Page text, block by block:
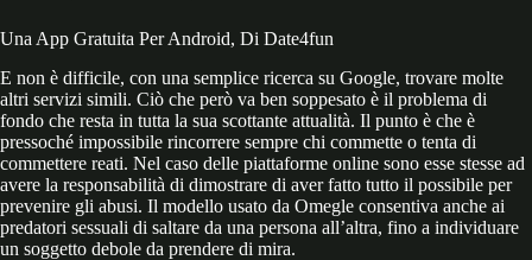
Una App Gratuita Per Android, Di Date4fun
E non è difficile, con una semplice ricerca su Google, trovare molte
altri servizi simili. Ciò che però va ben soppesato è il problema di
fondo che resta in tutta la sua scottante attualità. Il punto è che è
pressoché impossibile rincorrere sempre chi commette o tenta di
commettere reati. Nel caso delle piattaforme online sono esse stesse ad
avere la responsabilità di dimostrare di aver fatto tutto il possibile per
prevenire gli abusi. Il modello usato da Omegle consentiva anche ai
predatori sessuali di saltare da una persona all’altra, fino a individuare
un soggetto debole da prendere di mira.